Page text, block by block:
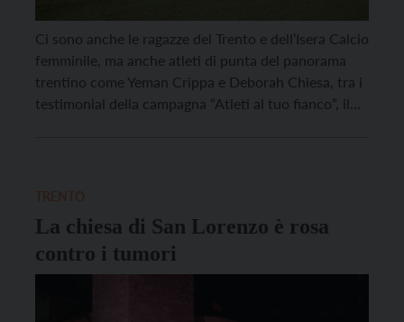
Ci sono anche le ragazze del Trento e dell’Isera Calcio
femminile, ma anche atleti di punta del panorama
trentino come Yeman Crippa e Deborah Chiesa, tra i
testimonial della campagna “Atleti al tuo fianco”, il
La chiesa di San Lorenzo è rosa
contro i tumori